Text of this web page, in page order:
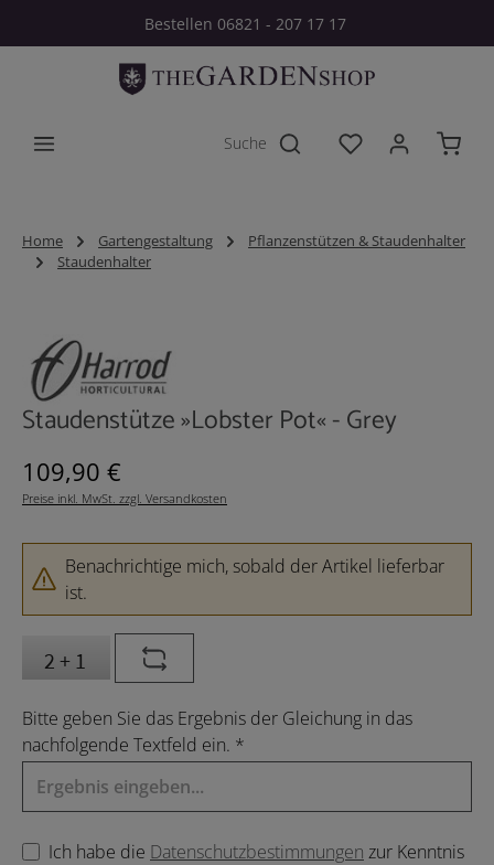
Zum Hauptinhalt springenBestellen 06821 - 207 17 17
Du hast 0
Home Gartengestaltung
Pflanzenstützen & Staudenhalter
Staudenhalter
Staudenstütze »Lobster Pot« - Grey
Regulärer Preis:
109,90 €
Preise inkl. MwSt. zzgl. Versandkosten
Benachrichtige mich, sobald der Artikel lieferbar
ist.
Bitte geben Sie das Ergebnis der Gleichung in das
nachfolgende Textfeld ein. *
Ich habe die Datenschutzbestimmungen zur Kenntnis